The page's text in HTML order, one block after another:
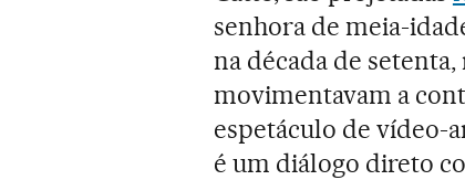
senhora de meia-
na década de
movimentavam a
espetáculo de vídeo-
é um diálogo direto